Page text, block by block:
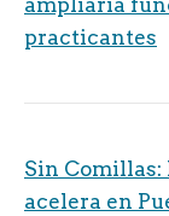
practicantes
Sin Comillas:
acelera en